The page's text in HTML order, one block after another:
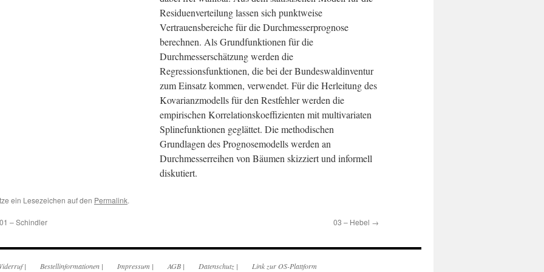
Residuenverteilung lassen sich punktweise
Vertrauensbereiche für die Durchmesserprognose
berechnen. Als Grundfunktionen für die
Durchmesserschätzung werden die
Regressionsfunktionen, die bei der Bundeswaldinventur
zum Einsatz kommen, verwendet. Für die Herleitung des
Kovarianzmodells für den Restfehler werden die
empirischen Korrelationskoeffizienten mit multivariaten
Splinefunktionen geglättet. Die methodischen
Grundlagen des Prognosemodells werden an
Durchmesserreihen von Bäumen skizziert und informell
diskutiert.
ein Lesezeichen auf den Permalink.
01 – Schindler 03 – Hebel →
| Bestellinformationen | Impressum | AGB | Datenschutz | Link zur OS-Plattform